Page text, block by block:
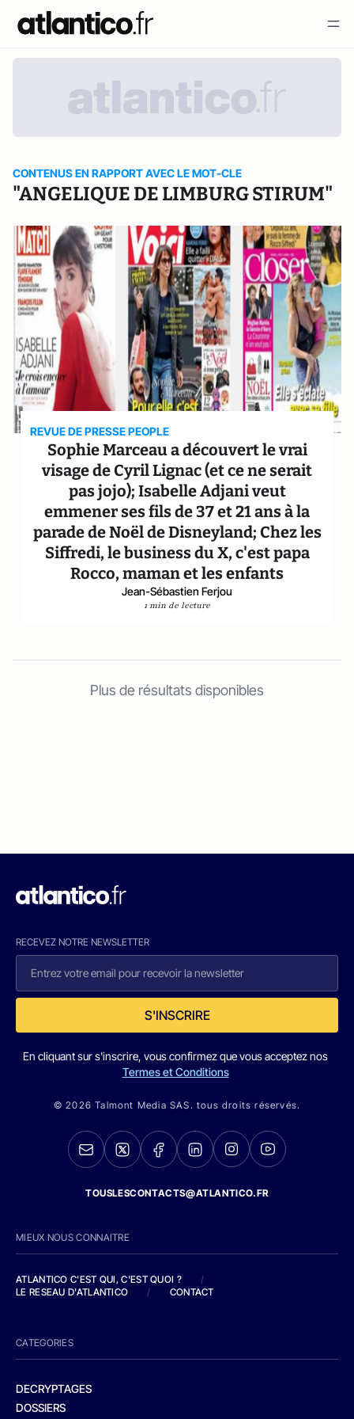
CONTENUS EN RAPPORT AVEC LE MOT-CLE
"ANGELIQUE DE LIMBURG STIRUM"
REVUE DE PRESSE PEOPLE
Sophie Marceau a découvert le vrai
visage de Cyril Lignac (et ce ne serait
pas jojo); Isabelle Adjani veut
emmener ses fils de 37 et 21 ans à la
parade de Noël de Disneyland; Chez les
Siffredi, le business du X, c'est papa
Rocco, maman et les enfants
Jean-Sébastien Ferjou
1 min de lecture
Plus de résultats disponibles
RECEVEZ NOTRE NEWSLETTER
S'INSCRIRE
En cliquant sur s'inscrire, vous confirmez que vous acceptez nos
Termes et Conditions
© 2026 Talmont Media SAS. tous droits réservés.
TOUSLESCONTACTS@ATLANTICO.FR
MIEUX NOUS CONNAITRE
ATLANTICO C'EST QUI, C'EST QUOI ?
/
LE RESEAU D'ATLANTICO
/ CONTACT
CATEGORIES
DECRYPTAGES
DOSSIERS